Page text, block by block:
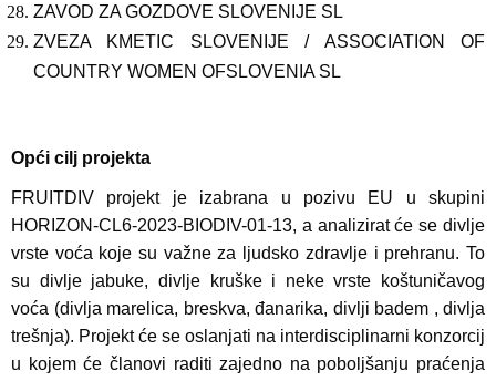
ZAVOD ZA GOZDOVE SLOVENIJE SL
ZVEZA KMETIC SLOVENIJE / ASSOCIATION OF
COUNTRY WOMEN OFSLOVENIA SL
Opći cilj projekta
FRUITDIV projekt je izabrana u pozivu EU u skupini
HORIZON-CL6-2023-BIODIV-01-13, a analizirat će se divlje
vrste voća koje su važne za ljudsko zdravlje i prehranu. To
su divlje jabuke, divlje kruške i neke vrste koštuničavog
voća (divlja marelica, breskva, đanarika, divlji badem , divlja
trešnja). Projekt će se oslanjati na interdisciplinarni konzorcij
u kojem će članovi raditi zajedno na poboljšanju praćenja